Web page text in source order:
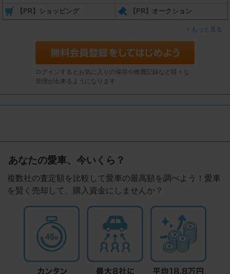
【PR】ショッピング 【PR】オークション
もっと見る
ログインするとお気に入りの保存や燃費記録など様々な
管理が出来るようになります
あなたの愛車、今いくら？
複数社の査定額を比較して愛車の最高額を調べよう！愛車
を賢く売却して、購入資金にしませんか？